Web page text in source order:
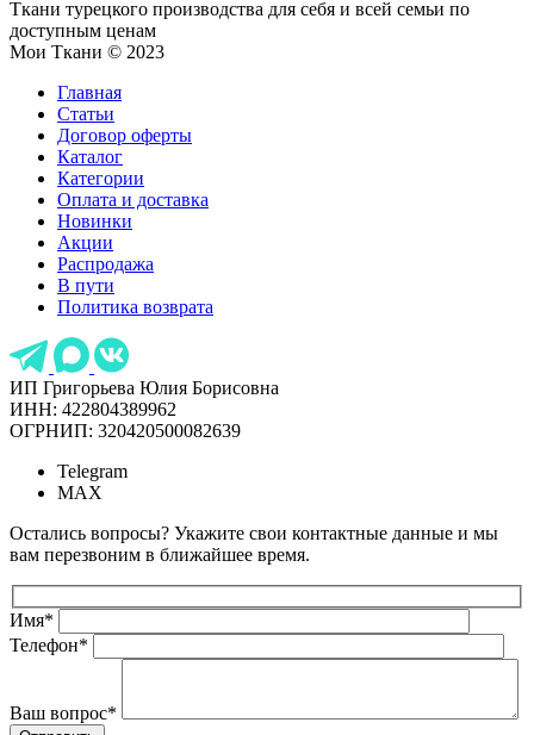
Ткани турецкого производства для себя и всей семьи по
доступным ценам
Мои Ткани © 2023
Главная
Статьи
Договор оферты
Каталог
Категории
Оплата и доставка
Новинки
Акции
Распродажа
В пути
Политика возврата
ИП Григорьева Юлия Борисовна
ИНН: 422804389962
ОГРНИП: 320420500082639
Telegram
MAX
Остались вопросы? Укажите свои контактные данные и мы
вам перезвоним в ближайшее время.
Имя*
Телефон*
Ваш вопрос*